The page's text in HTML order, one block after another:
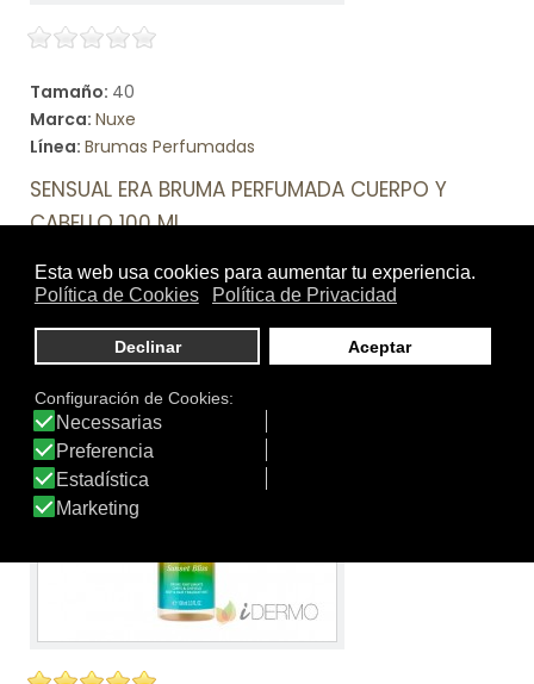
Tamaño: 40
Marca: Nuxe
Línea: Brumas Perfumadas
SENSUAL ERA BRUMA PERFUMADA CUERPO Y
CABELLO 100 ML
Hair & Skin Sensual Era Bruma Perfumada Cuerpo Y
Cabello
Ver producto